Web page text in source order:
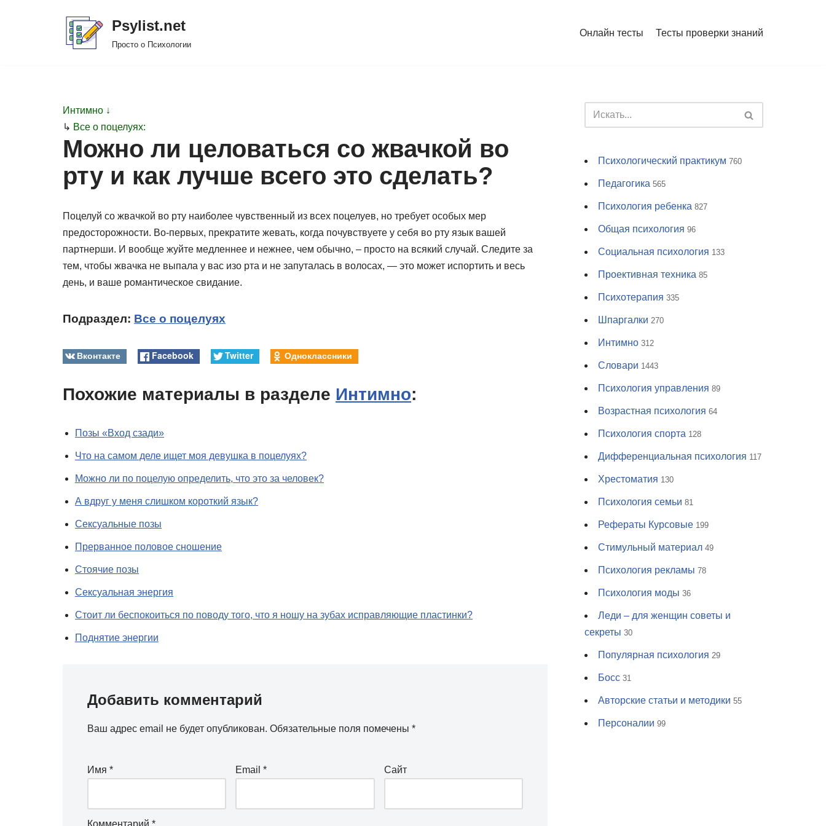
Psylist.net
Просто о Психологии
Онлайн тесты Тесты проверки знаний
Интимно ↓
↳ Все о поцелуях:
Можно ли целоваться со жвачкой во
рту и как лучше всего это сделать?
Поцелуй со жвачкой во рту наиболее чувственный из всех поцелуев, но требует особых мер
предосторожности. Во-первых, прекратите жевать, когда почувствуете у себя во рту язык вашей
партнерши. И вообще жуйте медленнее и нежнее, чем обычно, – просто на всякий случай. Следите за
тем, чтобы жвачка не выпала у вас изо рта и не запуталась в волосах, — это может испортить и весь
день, и ваше романтическое свидание.
Подраздел: Все о поцелуях
Вконтакте Facebook Twitter Одноклассники
Похожие материалы в разделе Интимно:
Позы «Вход сзади»
Что на самом деле ищет моя девушка в поцелуях?
Можно ли по поцелую определить, что это за человек?
А вдруг у меня слишком короткий язык?
Сексуальные позы
Прерванное половое сношение
Стоячие позы
Сексуальная энергия
Стоит ли беспокоиться по поводу того, что я ношу на зубах исправляющие пластинки?
Поднятие энергии
Добавить комментарий
Ваш адрес email не будет опубликован. Обязательные поля помечены *
Имя * Email* Сайт
Комментарий *
Психологический практикум 760
Педагогика 565
Психология ребенка 827
Общая психология 96
Социальная психология 133
Проективная техника 85
Психотерапия 335
Шпаргалки 270
Интимно 312
Словари 1443
Психология управления 89
Возрастная психология 64
Психология спорта 128
Дифференциальная психология 117
Хрестоматия 130
Психология семьи 81
Рефераты Курсовые 199
Стимульный материал 49
Психология рекламы 78
Психология моды 36
Леди – для женщин советы и
секреты 30
Популярная психология 29
Босс 31
Авторские статьи и методики 55
Персоналии 99